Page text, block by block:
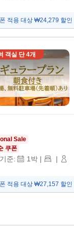
적용 대상 ₩24,279 할인
객실 단4개
Sale
쿠폰
준: 1박 | |
적용 대상 ₩27,157 할인